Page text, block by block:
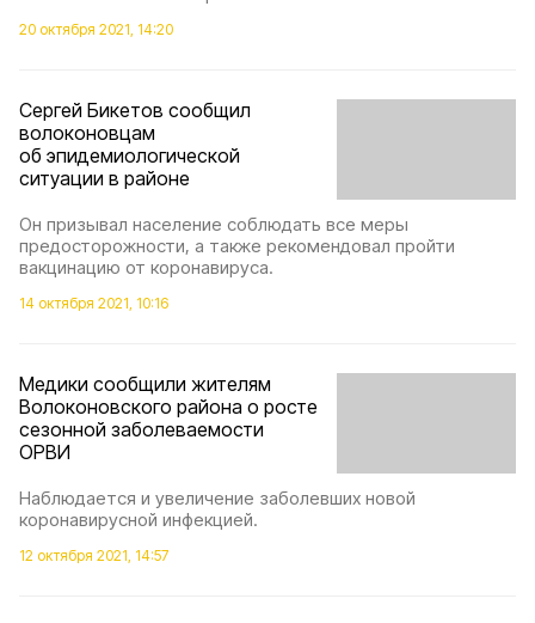
20 октября 2021, 14:20
Сергей Бикетов сообщил
волоконовцам
об эпидемиологической
ситуации в районе
Он призывал население соблюдать все меры
предосторожности, а также рекомендовал пройти
вакцинацию от коронавируса.
14 октября 2021, 10:16
Медики сообщили жителям
Волоконовского района о росте
сезонной заболеваемости
ОРВИ
Наблюдается и увеличение заболевших новой
коронавирусной инфекцией.
12 октября 2021, 14:57